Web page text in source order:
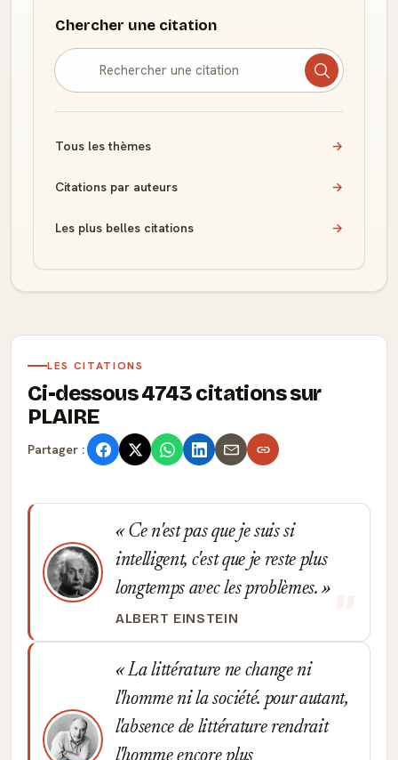
Chercher une citation
Tous les thèmes →
Citations par auteurs →
Les plus belles citations →
LES CITATIONS
Ci-dessous 4743 citations sur
PLAIRE
Partager :
Ce n'est pas que je suis si
intelligent, c'est que je reste plus
longtemps avec les problèmes.
ALBERT EINSTEIN
La littérature ne change ni
l'homme ni la société. pour autant,
l'absence de littérature rendrait